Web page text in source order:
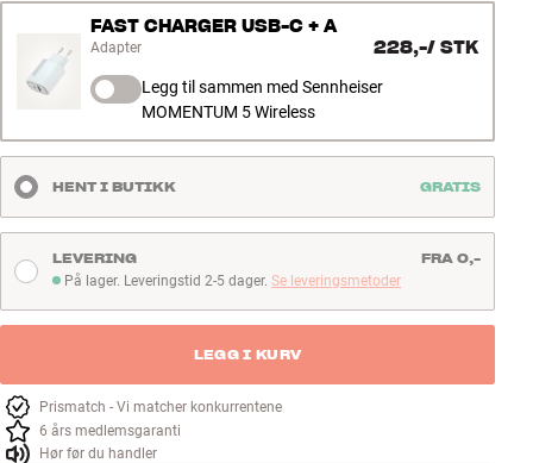
FAST CHARGER USB-C + A
Adapter 228,-/ STK
Legg til sammen med Sennheiser
MOMENTUM 5 Wireless
HENT I BUTIKK GRATIS
På lager. Leveringstid 2-5 dager
På lager. Leveringstid 2-5 dager. Se leveringsmetoder
LEVERING FRA 0,-
LEGG I KURV
Prismatch - Vi matcher konkurrentene
6 års medlemsgaranti
Hør før du handler